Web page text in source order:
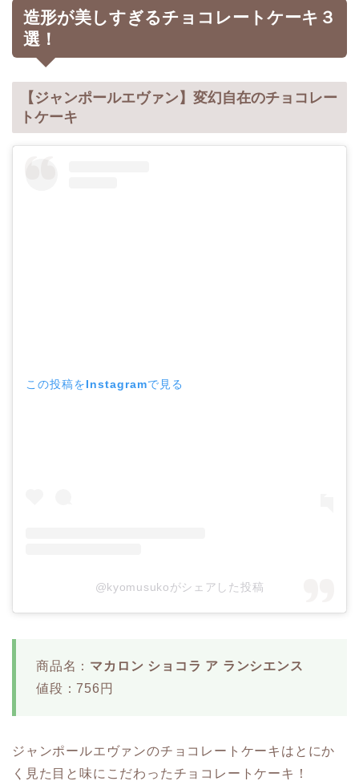
造形が美しすぎるチョコレートケーキ３
選！
【ジャンポールエヴァン】変幻自在のチョコレー
トケーキ
この投稿をInstagramで見る
@kyomusukoがシェアした投稿
商品名： マカロン ショコラ ア ランシエンス
値段：756円
ジャンポールエヴァンのチョコレートケーキはとにか
く見た目と味にこだわったチョコレートケーキ！